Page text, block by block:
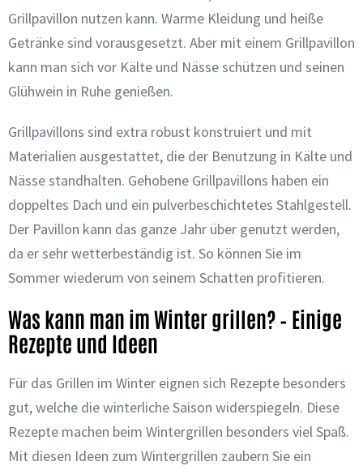
Grillpavillon nutzen kann. Warme Kleidung und heiße
Getränke sind vorausgesetzt. Aber mit einem Grillpavillon
kann man sich vor Kälte und Nässe schützen und seinen
Glühwein in Ruhe genießen.
Grillpavillons sind extra robust konstruiert und mit
Materialien ausgestattet, die der Benutzung in Kälte und
Nässe standhalten. Gehobene Grillpavillons haben ein
doppeltes Dach und ein pulverbeschichtetes Stahlgestell.
Der Pavillon kann das ganze Jahr über genutzt werden,
da er sehr wetterbeständig ist. So können Sie im
Sommer wiederum von seinem Schatten profitieren.
Was kann man im Winter grillen? – Einige
Rezepte und Ideen
Für das Grillen im Winter eignen sich Rezepte besonders
gut, welche die winterliche Saison widerspiegeln. Diese
Rezepte machen beim Wintergrillen besonders viel Spaß.
Mit diesen Ideen zum Wintergrillen zaubern Sie ein